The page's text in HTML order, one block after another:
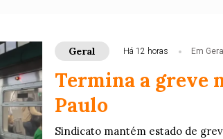
Geral Há 12 horas Em Geral
Termina a greve
Paulo
Sindicato mantém estado de